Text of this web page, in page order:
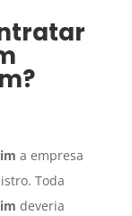
?
a empresa
Toda
deveria